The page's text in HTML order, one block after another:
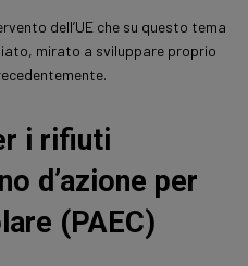
dell’UE che su questo tema
mirato a sviluppare proprio
i rifiuti
d’azione per
(PAEC)